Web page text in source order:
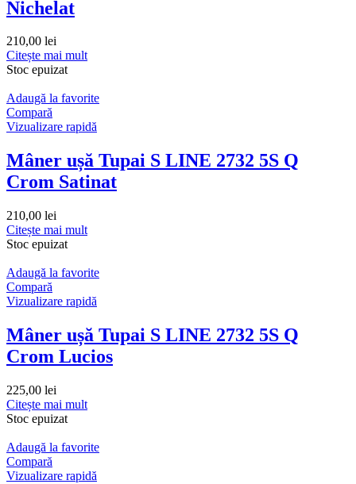
Nichelat
210,00 lei
Citește mai mult
Stoc epuizat
Adaugă la favorite
Compară
Vizualizare rapidă
Mâner ușă Tupai S LINE 2732 5S Q
Crom Satinat
210,00 lei
Citește mai mult
Stoc epuizat
Adaugă la favorite
Compară
Vizualizare rapidă
Mâner ușă Tupai S LINE 2732 5S Q
Crom Lucios
225,00 lei
Citește mai mult
Stoc epuizat
Adaugă la favorite
Compară
Vizualizare rapidă